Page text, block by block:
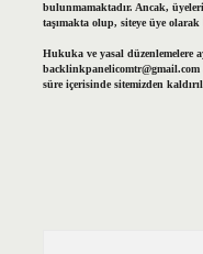
bulunmamaktadır. Ancak,
taşımakta olup, siteye üye
Hukuka ve yasal düzenlemelere
backlinkpanelicomtr@gmail.com
süre içerisinde sitemizden